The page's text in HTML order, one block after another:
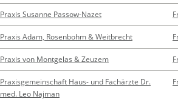
Praxis Susanne Passow-Nazet
Praxis Adam, Rosenbohm & Weitbrecht
Praxis von Montgelas & Zeuzem
Praxisgemeinschaft Haus- und Fachärzte Dr.
med. Leo Najman